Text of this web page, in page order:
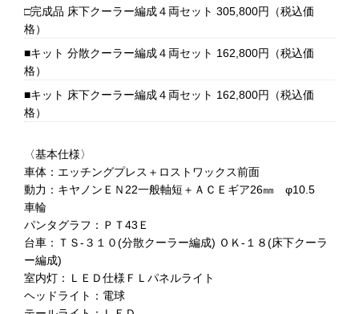
□完成品 床下クーラー編成４両セット 305,800円（税込価
格）
■キット 分散クーラー編成４両セット 162,800円（税込価
格）
■キット 床下クーラー編成４両セット 162,800円（税込価
格）
〈基本仕様〉
車体：エッチングプレス＋ロストワックス前面
動力：キヤノンＥＮ22一般軸短＋ＡＣＥギア26㎜ φ10.5
車輪
パンタグラフ：ＰＴ43Ｅ
台車：ＴＳ-３１０(分散クーラー編成) ＯＫ-１８(床下クーラ
ー編成)
室内灯：ＬＥＤ仕様ＦＬパネルライト
ヘッドライト：電球